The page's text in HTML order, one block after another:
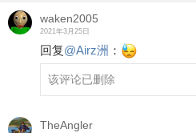
waken2005
2021年3月25日
回复@Airz洲 ：
该评论已删除
TheAngler